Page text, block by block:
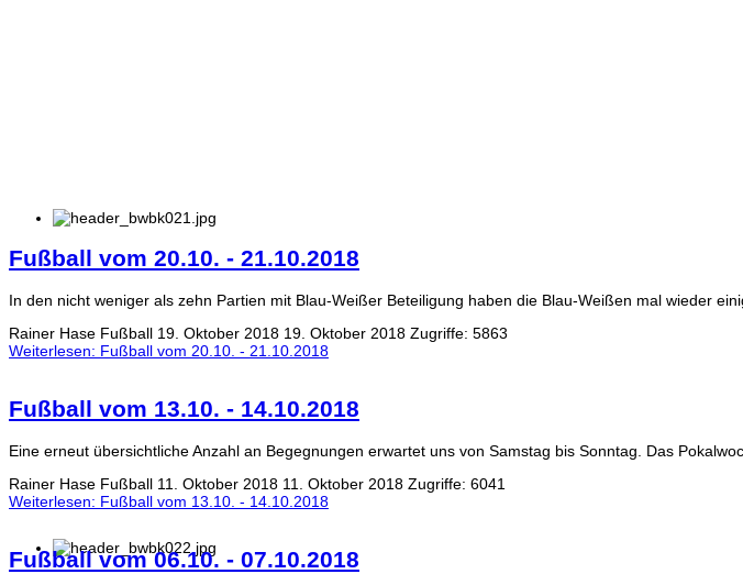
Fußball vom 20.10. - 21.10.2018
In den nicht weniger als zehn Partien mit Blau-Weißer Beteiligung haben die Blau-Weißen mal wieder
Rainer Hase Fußball 19. Oktober 2018 19. Oktober 2018 Zugriffe: 5863
Weiterlesen: Fußball vom 20.10. - 21.10.2018
Fußball vom 13.10. - 14.10.2018
Eine erneut übersichtliche Anzahl an Begegnungen erwartet uns von Samstag bis Sonntag. Das
Rainer Hase Fußball 11. Oktober 2018 11. Oktober 2018 Zugriffe: 6041
Weiterlesen: Fußball vom 13.10. - 14.10.2018
Fußball vom 06.10. - 07.10.2018